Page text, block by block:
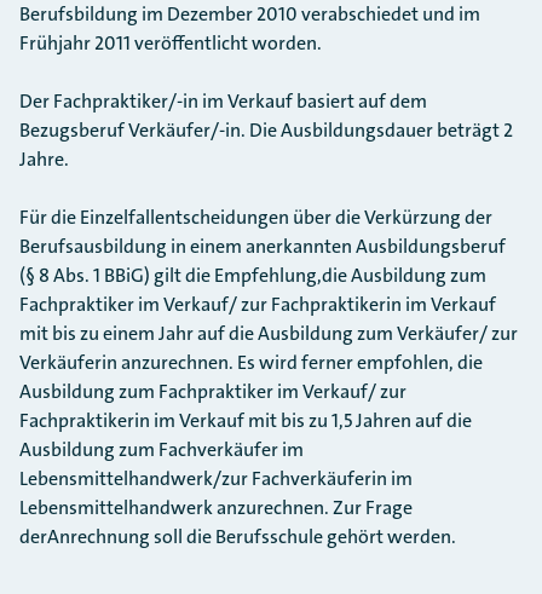
Berufsbildung im Dezember 2010 verabschiedet und im
Frühjahr 2011 veröffentlicht worden.
Der Fachpraktiker/-in im Verkauf basiert auf dem
Bezugsberuf Verkäufer/-in. Die Ausbildungsdauer beträgt 2
Jahre.
Für die Einzelfallentscheidungen über die Verkürzung der
Berufsausbildung in einem anerkannten Ausbildungsberuf
(§ 8 Abs. 1 BBiG) gilt die Empfehlung,die Ausbildung zum
Fachpraktiker im Verkauf/ zur Fachpraktikerin im Verkauf
mit bis zu einem Jahr auf die Ausbildung zum Verkäufer/ zur
Verkäuferin anzurechnen. Es wird ferner empfohlen, die
Ausbildung zum Fachpraktiker im Verkauf/ zur
Fachpraktikerin im Verkauf mit bis zu 1,5 Jahren auf die
Ausbildung zum Fachverkäufer im
Lebensmittelhandwerk/zur Fachverkäuferin im
Lebensmittelhandwerk anzurechnen. Zur Frage
derAnrechnung soll die Berufsschule gehört werden.